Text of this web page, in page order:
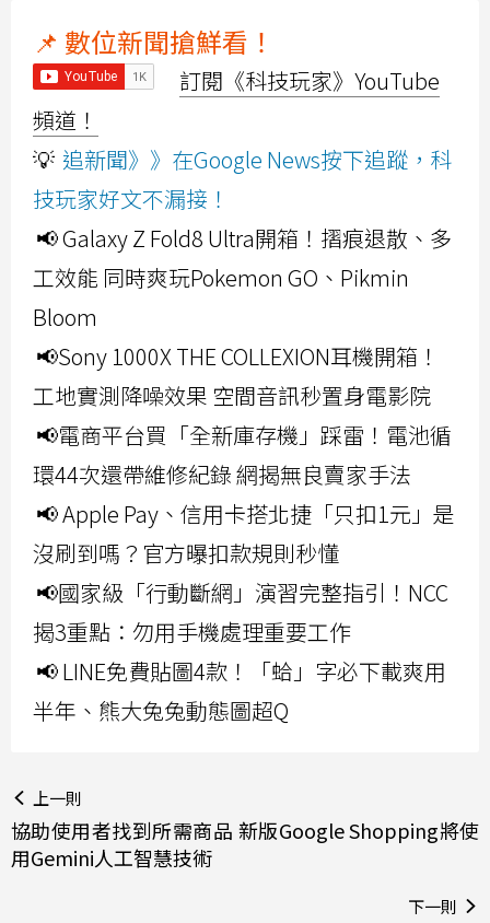
📌 數位新聞搶鮮看！
訂閱《科技玩家》YouTube
頻道！
💡 追新聞》》在Google News按下追蹤，科
技玩家好文不漏接！
📢 Galaxy Z Fold8 Ultra開箱！摺痕退散、多
工效能 同時爽玩Pokemon GO、Pikmin
Bloom
📢Sony 1000X THE COLLEXION耳機開箱！
工地實測降噪效果 空間音訊秒置身電影院
📢電商平台買「全新庫存機」踩雷！電池循
環44次還帶維修紀錄 網揭無良賣家手法
📢 Apple Pay、信用卡搭北捷「只扣1元」是
沒刷到嗎？官方曝扣款規則秒懂
📢國家級「行動斷網」演習完整指引！NCC
揭3重點：勿用手機處理重要工作
📢 LINE免費貼圖4款！「蛤」字必下載爽用
半年、熊大兔兔動態圖超Q
上一則
協助使用者找到所需商品 新版Google Shopping將使
用Gemini人工智慧技術
下一則